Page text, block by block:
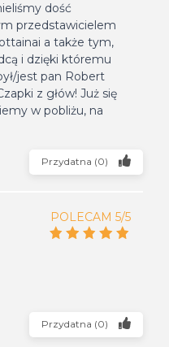
dość
przedstawicielem
a także tym,
i dzięki któremu
jest pan Robert
z głów! Już się
w pobliżu, na
Przydatna (0)
POLECAM 5/5
Przydatna (0)